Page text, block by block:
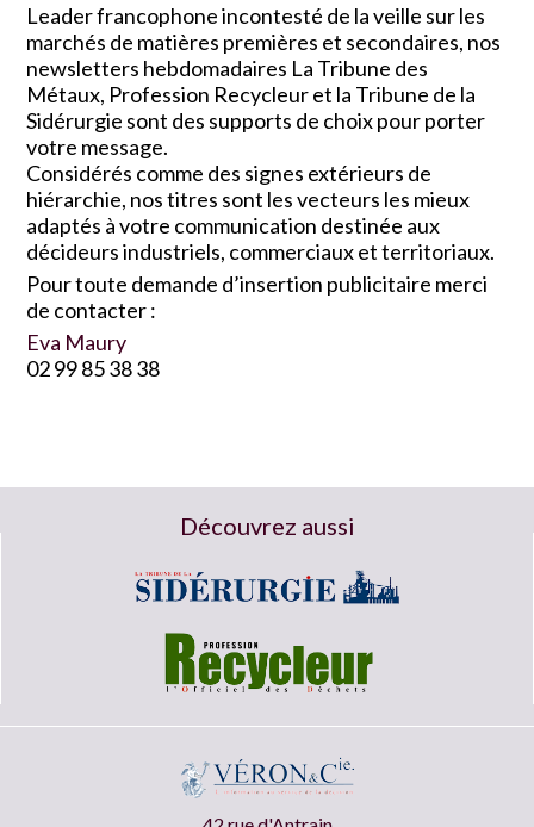
Leader francophone incontesté de la veille sur les
marchés de matières premières et secondaires, nos
newsletters hebdomadaires La Tribune des
Métaux, Profession Recycleur et la Tribune de la
Sidérurgie sont des supports de choix pour porter
votre message.
Considérés comme des signes extérieurs de
hiérarchie, nos titres sont les vecteurs les mieux
adaptés à votre communication destinée aux
décideurs industriels, commerciaux et territoriaux.
Pour toute demande d’insertion publicitaire merci
de contacter :
Eva Maury
02 99 85 38 38
Découvrez aussi